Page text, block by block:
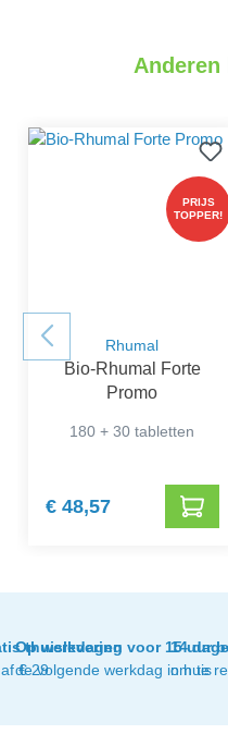
PRIJS
TOPPER!
Rhumal
Bio-Rhumal Forte
Promo
180 + 30 tabletten
€ 48,57
thuislevering
€ 29
Op werkdagen voor 15 uur
de volgende werkdag in huis
14
om te